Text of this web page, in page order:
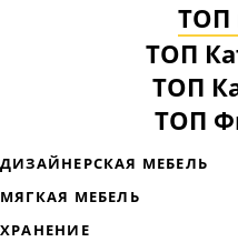
ТОП
ТОП
ТОП
ТОП